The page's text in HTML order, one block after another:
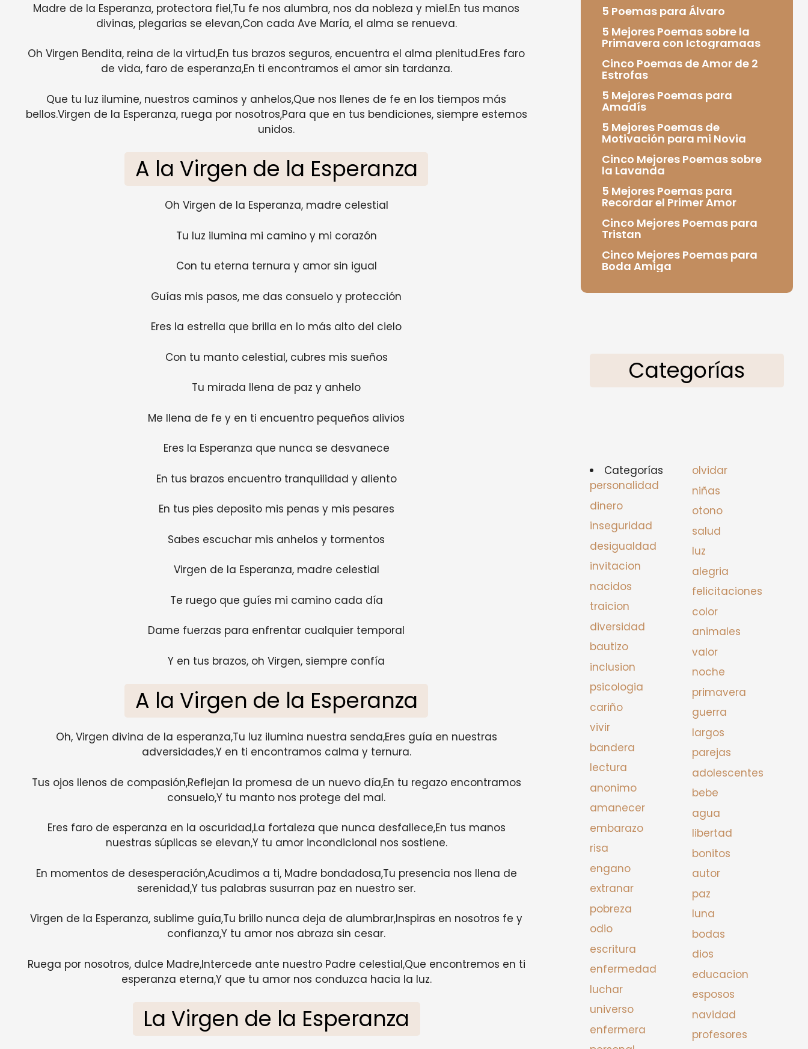
Madre de la Esperanza, protectora fiel,Tu fe nos alumbra, nos da nobleza y miel.En tus manos
divinas, plegarias se elevan,Con cada Ave María, el alma se renueva.
Oh Virgen Bendita, reina de la virtud,En tus brazos seguros, encuentra el alma plenitud.Eres faro
de vida, faro de esperanza,En ti encontramos el amor sin tardanza.
Que tu luz ilumine, nuestros caminos y anhelos,Que nos llenes de fe en los tiempos más
bellos.Virgen de la Esperanza, ruega por nosotros,Para que en tus bendiciones, siempre estemos
unidos.
A la Virgen de la Esperanza
Oh Virgen de la Esperanza, madre celestial
Tu luz ilumina mi camino y mi corazón
Con tu eterna ternura y amor sin igual
Guías mis pasos, me das consuelo y protección
Eres la estrella que brilla en lo más alto del cielo
Con tu manto celestial, cubres mis sueños
Tu mirada llena de paz y anhelo
Me llena de fe y en ti encuentro pequeños alivios
Eres la Esperanza que nunca se desvanece
En tus brazos encuentro tranquilidad y aliento
En tus pies deposito mis penas y mis pesares
Sabes escuchar mis anhelos y tormentos
Virgen de la Esperanza, madre celestial
Te ruego que guíes mi camino cada día
Dame fuerzas para enfrentar cualquier temporal
Y en tus brazos, oh Virgen, siempre confía
A la Virgen de la Esperanza
Oh, Virgen divina de la esperanza,Tu luz ilumina nuestra senda,Eres guía en nuestras
adversidades,Y en ti encontramos calma y ternura.
Tus ojos llenos de compasión,Reflejan la promesa de un nuevo día,En tu regazo encontramos
consuelo,Y tu manto nos protege del mal.
Eres faro de esperanza en la oscuridad,La fortaleza que nunca desfallece,En tus manos
nuestras súplicas se elevan,Y tu amor incondicional nos sostiene.
En momentos de desesperación,Acudimos a ti, Madre bondadosa,Tu presencia nos llena de
serenidad,Y tus palabras susurran paz en nuestro ser.
Virgen de la Esperanza, sublime guía,Tu brillo nunca deja de alumbrar,Inspiras en nosotros fe y
confianza,Y tu amor nos abraza sin cesar.
Ruega por nosotros, dulce Madre,Intercede ante nuestro Padre celestial,Que encontremos en ti
esperanza eterna,Y que tu amor nos conduzca hacia la luz.
La Virgen de la Esperanza
5 Poemas para Álvaro
5 Mejores Poemas sobre la
Primavera con Ictogramaas
Cinco Poemas de Amor de 2
Estrofas
5 Mejores Poemas para
Amadís
5 Mejores Poemas de
Motivación para mi Novia
Cinco Mejores Poemas sobre
la Lavanda
5 Mejores Poemas para
Recordar el Primer Amor
Cinco Mejores Poemas para
Tristan
Cinco Mejores Poemas para
Boda Amiga
Categorías
Categorías
personalidad
dinero
inseguridad
desigualdad
invitacion
nacidos
traicion
diversidad
bautizo
inclusion
psicologia
cariño
vivir
bandera
lectura
anonimo
amanecer
embarazo
risa
engano
extranar
pobreza
odio
escritura
enfermedad
luchar
universo
enfermera
olvidar
niñas
otono
salud
luz
alegria
felicitaciones
color
animales
valor
noche
primavera
guerra
largos
parejas
adolescentes
bebe
agua
libertad
bonitos
autor
paz
luna
bodas
dios
educacion
esposos
navidad
profesores